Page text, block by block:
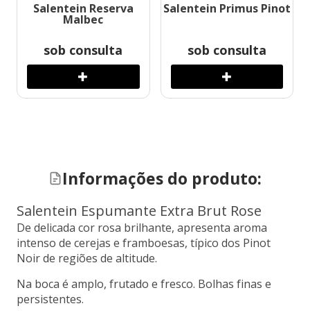
Salentein Reserva
Malbec
sob consulta
Salentein Primus Pinot
sob consulta
Informações do produto:
Salentein Espumante Extra Brut Rose
De delicada cor rosa brilhante, apresenta aroma
intenso de cerejas e framboesas, típico dos Pinot
Noir de regiões de altitude.
Na boca é amplo, frutado e fresco. Bolhas finas e
persistentes.